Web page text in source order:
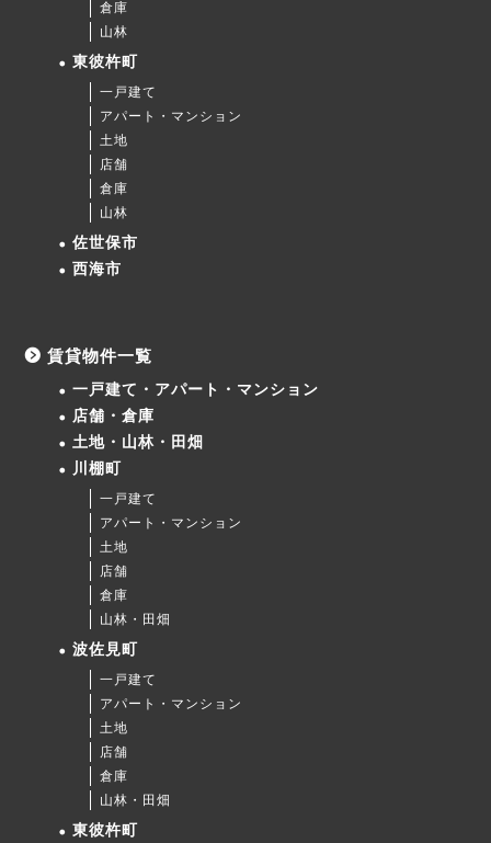
倉庫
山林
東彼杵町
一戸建て
アパート・マンション
土地
店舗
倉庫
山林
佐世保市
西海市
賃貸物件一覧
一戸建て・アパート・マンション
店舗・倉庫
土地・山林・田畑
川棚町
一戸建て
アパート・マンション
土地
店舗
倉庫
山林・田畑
波佐見町
一戸建て
アパート・マンション
土地
店舗
倉庫
山林・田畑
東彼杵町